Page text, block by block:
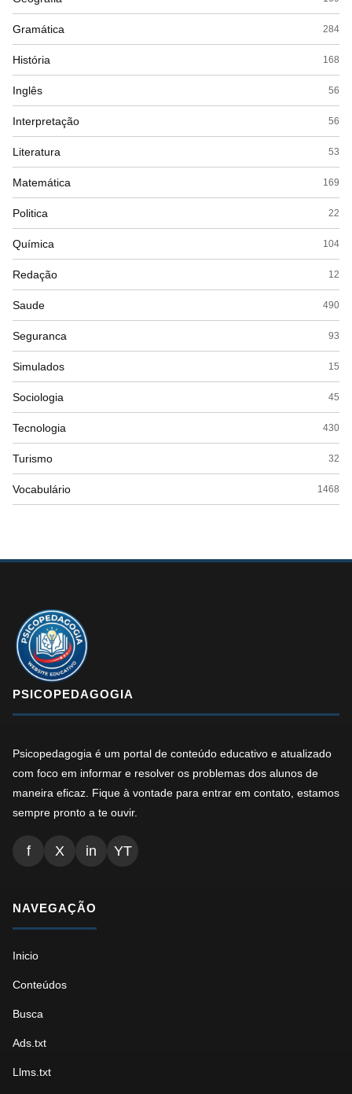
Gramática 284
História 168
Inglês 56
Interpretação 56
Literatura 53
Matemática 169
Politica 22
Química 104
Redação 12
Saude 490
Seguranca 93
Simulados 15
Sociologia 45
Tecnologia 430
Turismo 32
Vocabulário 1468
PSICOPEDAGOGIA
Psicopedagogia é um portal de conteúdo educativo e atualizado
com foco em informar e resolver os problemas dos alunos de
maneira eficaz. Fique à vontade para entrar em contato, estamos
sempre pronto a te ouvir.
f X in YT
NAVEGAÇÃO
Inicio
Conteúdos
Busca
Ads.txt
Llms.txt